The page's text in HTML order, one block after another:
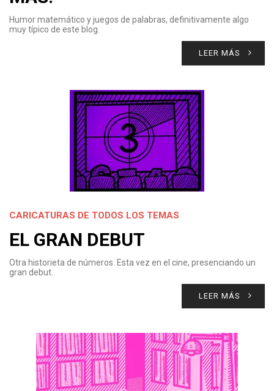
Humor matemático y juegos de palabras, definitivamente algo
muy típico de este blog.
LEER MÁS
CARICATURAS DE TODOS LOS TEMAS
EL GRAN DEBUT
Otra historieta de números. Esta vez en el cine, presenciando un
gran debut.
LEER MÁS